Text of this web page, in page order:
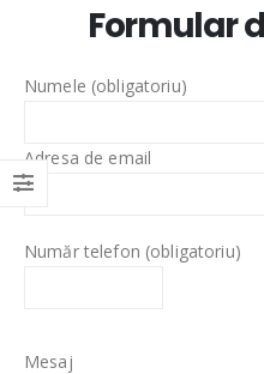
Formular
Numele (obligatoriu)
Adresa de email
Număr telefon (obligatoriu)
Mesaj